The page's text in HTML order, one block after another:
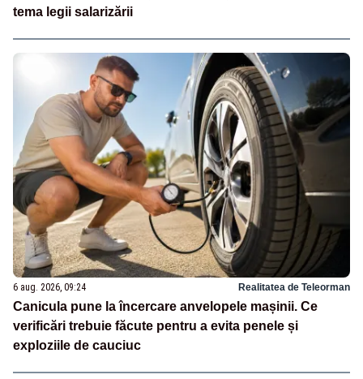
tema legii salarizării
6 aug. 2026, 09:24 Realitatea de Teleorman
Canicula pune la încercare anvelopele mașinii. Ce
verificări trebuie făcute pentru a evita penele și
exploziile de cauciuc